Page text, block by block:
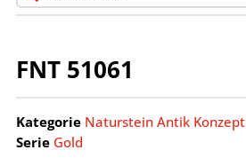
FNT 51061
Kategorie Naturstein Antik Konzept
Serie Gold